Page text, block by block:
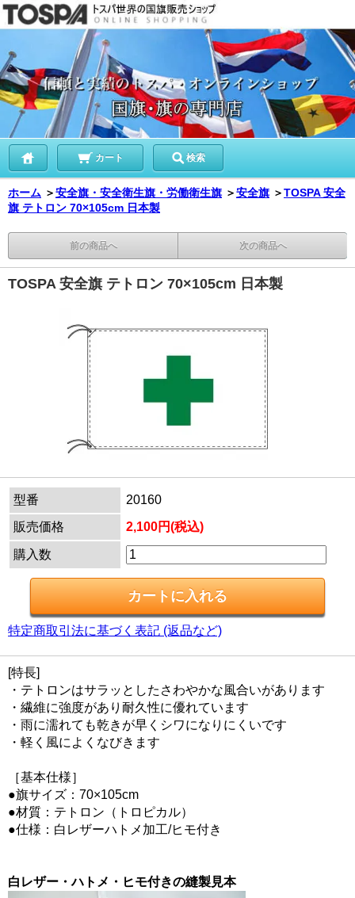
カート 検索
ホーム ＞安全旗・安全衛生旗・労働衛生旗 ＞安全旗 ＞TOSPA 安全
旗 テトロン 70×105cm 日本製
前の商品へ 次の商品へ
TOSPA 安全旗 テトロン 70×105cm 日本製
型番
20160
販売価格
2,100円(税込)
購入数
特定商取引法に基づく表記 (返品など)
[特長]
・テトロンはサラッとしたさわやかな風合いがあります
・繊維に強度があり耐久性に優れています
・雨に濡れても乾きが早くシワになりにくいです
・軽く風によくなびきます
［基本仕様］
●旗サイズ：70×105cm
●材質：テトロン（トロピカル）
●仕様：白レザーハトメ加工/ヒモ付き
白レザー・ハトメ・ヒモ付きの縫製見本